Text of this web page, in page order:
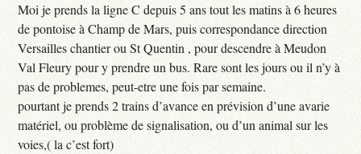
Moi je prends la ligne C depuis 5 ans tout les matins à 6 heures
de pontoise à Champ de Mars, puis correspondance direction
Versailles chantier ou St Quentin , pour descendre à Meudon
Val Fleury pour y prendre un bus. Rare sont les jours ou il n’y à
pas de problemes, peut-etre une fois par semaine.
pourtant je prends 2 trains d’avance en prévision d’une avarie
matériel, ou problème de signalisation, ou d’un animal sur les
voies,( la c’est fort)